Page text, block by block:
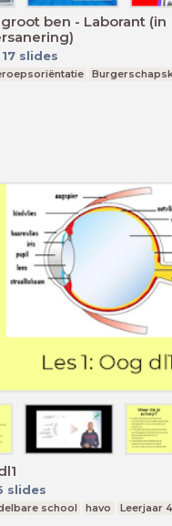
ben - Laborant (in
17 slides
slides
school havo Leerjaar 4